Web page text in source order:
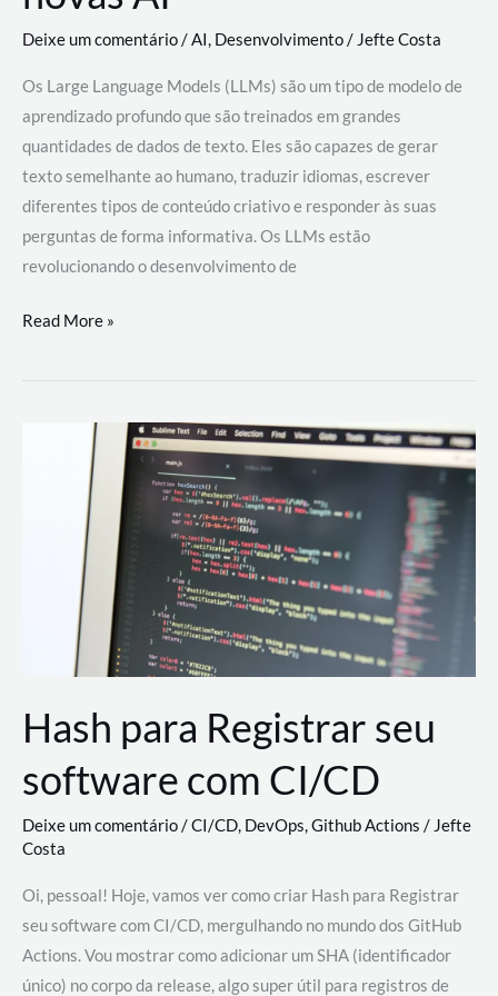
Deixe um comentário/AI, Desenvolvimento/ Jefte Costa
Os Large Language Models (LLMs) são um tipo de modelo de
aprendizado profundo que são treinados em grandes
quantidades de dados de texto. Eles são capazes de gerar
texto semelhante ao humano, traduzir idiomas, escrever
diferentes tipos de conteúdo criativo e responder às suas
perguntas de forma informativa. Os LLMs estão
revolucionando o desenvolvimento de
Large
Models
revolucionando
desenvolvimento
Read More »
Hash para Registrar seu
software com CI/CD
Deixe um comentário/CI/CD, DevOps,Github Actions /Jefte
Costa
Oi, pessoal! Hoje, vamos ver como criar Hash para Registrar
seu software com CI/CD, mergulhando no mundo dos GitHub
Actions. Vou mostrar como adicionar um SHA (identificador
único) no corpo da release, algo super útil para registros de